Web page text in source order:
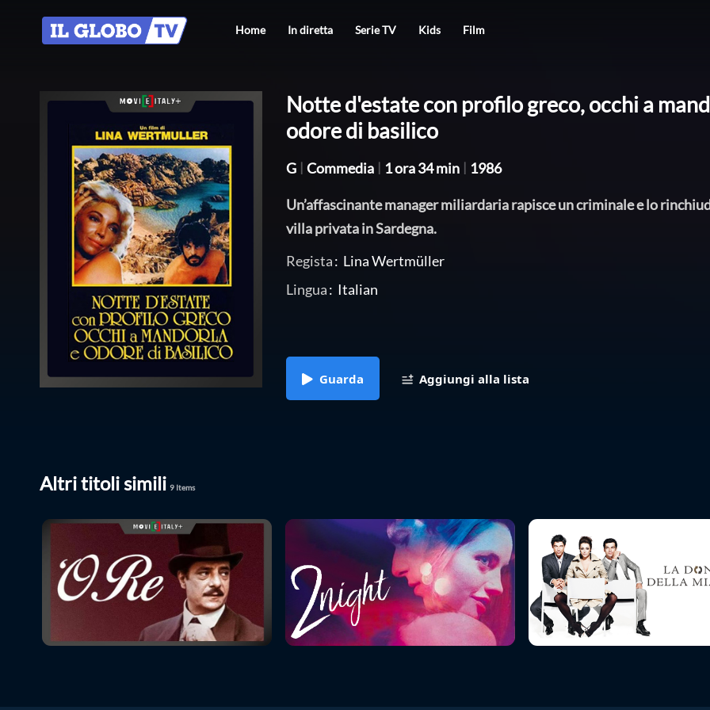
Home In diretta Serie TV Kids Film
Notte d'estate con profilo greco, occhi a
odore di basilico
G | Commedia | 1 ora 34 min | 1986
Un’affascinante manager miliardaria rapisce un criminale e lo
villa privata in Sardegna.
Regista: Lina Wertmüller
Lingua: Italian
Guarda Aggiungi alla lista
Altri titoli simili 9 Items